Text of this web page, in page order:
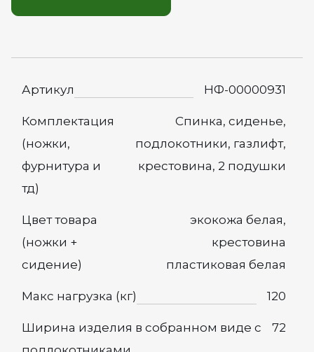
Артикул НФ-00000931
Комплектация
(ножки,
фурнитура и
тд)
Спинка, сиденье,
подлокотники, газлифт,
крестовина, 2 подушки
Цвет товара
(ножки +
сидение)
экокожа белая,
крестовина
пластиковая белая
Макс нагрузка (кг) 120
Ширина изделия в собранном виде с
72